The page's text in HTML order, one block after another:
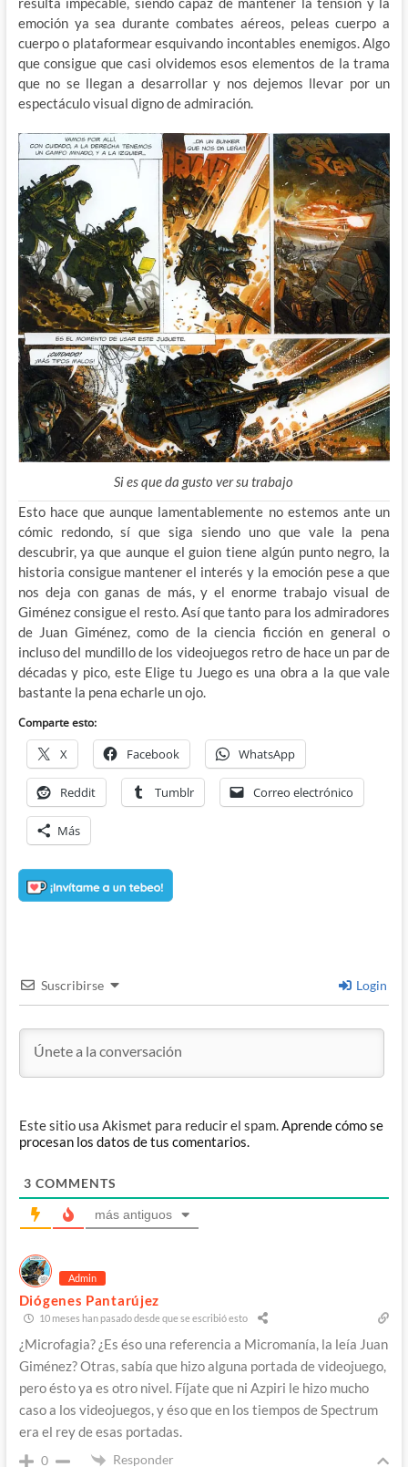
emoción ya sea durante combates aéreos, peleas cuerpo a
cuerpo o plataformear esquivando incontables enemigos. Algo
que consigue que casi olvidemos esos elementos de la trama
que no se llegan a desarrollar y nos dejemos llevar por un
espectáculo visual digno de admiración.
Si es que da gusto ver su trabajo
Esto hace que aunque lamentablemente no estemos ante un
cómic redondo, sí que siga siendo uno que vale la pena
descubrir, ya que aunque el guion tiene algún punto negro, la
historia consigue mantener el interés y la emoción pese a que
nos deja con ganas de más, y el enorme trabajo visual de
Giménez consigue el resto. Así que tanto para los admiradores
de Juan Giménez, como de la ciencia ficción en general o
incluso del mundillo de los videojuegos retro de hace un par de
décadas y pico, este Elige tu Juego es una obra a la que vale
bastante la pena echarle un ojo.
Comparte esto:
X Facebook WhatsApp
Reddit Tumblr Correo electrónico
Más
Suscribirse Login
Este sitio usa Akismet para reducir el spam.Aprende cómo se
procesan los datos de tus comentarios.
3 COMMENTS
más antiguos
Admin
Diógenes Pantarújez
10 meses han pasado desde que se escribió esto
¿Microfagia? ¿Es éso una referencia a Micromanía, la leía Juan
Giménez? Otras, sabía que hizo alguna portada de videojuego,
pero ésto ya es otro nivel. Fíjate que ni Azpiri le hizo mucho
caso a los videojuegos, y éso que en los tiempos de Spectrum
era el rey de esas portadas.
0 Responder